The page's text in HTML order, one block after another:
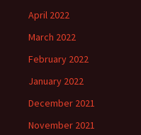
April 2022
March 2022
February 2022
January 2022
December 2021
November 2021